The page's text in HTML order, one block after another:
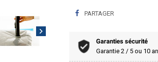
chevron_right
PARTAGER
Garanties sécurité
Garantie 2 / 5 ou 10